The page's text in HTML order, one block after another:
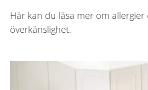
Här kan du läsa mer om allergier
överkänslighet.